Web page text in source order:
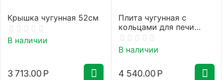
Крышка чугунная 52см
В наличии
3 713.00 Р
Плита чугунная с
кольцами для печи
36см
В наличии
4 540.00 Р